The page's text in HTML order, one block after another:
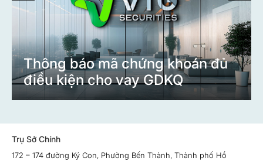
Thông báo mã chứng khoán đủ
điều kiện cho vay GDKQ
Trụ Sở Chính
172 – 174 đường Ký Con, Phường Bến Thành, Thành phố Hồ